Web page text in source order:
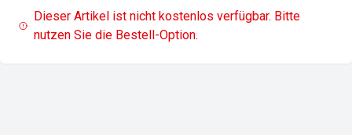
Dieser Artikel ist nicht kostenlos verfügbar. Bitte
nutzen Sie die Bestell-Option.